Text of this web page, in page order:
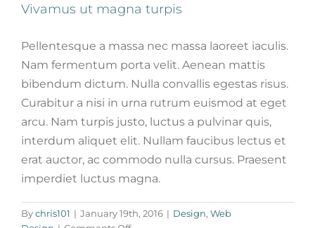
Vivamus ut magna turpis
Pellentesque a massa nec massa laoreet iaculis.
Nam fermentum porta velit. Aenean mattis
bibendum dictum. Nulla convallis egestas risus.
Curabitur a nisi in urna rutrum euismod at eget
arcu. Nam turpis justo, luctus a pulvinar quis,
interdum aliquet elit. Nullam faucibus lectus et
erat auctor, ac commodo nulla cursus. Praesent
imperdiet luctus magna.
Bychris101 | January 19th, 2016 | Design, Web
Fusce cursus dolor sit amet
News Web Design